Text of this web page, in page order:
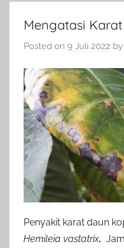
Mengatasi
Posted on 9 Juli 2022 by
Penyakit karat daun
Hemileia vastatrix.